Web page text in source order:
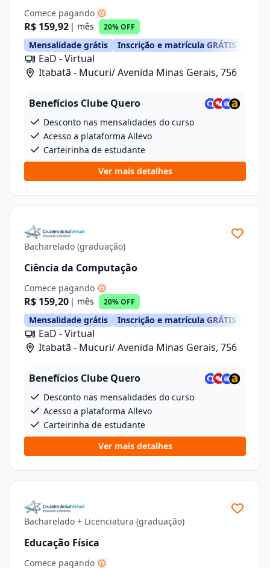
Comece pagando
R$ 159,92 | mês 20% OFF
Mensalidade grátis Inscrição e matrícula GRÁTIS
EaD - Virtual
Itabatã - Mucuri/ Avenida Minas Gerais, 756
Benefícios Clube Quero
Desconto nas mensalidades do curso
Acesso a plataforma Allevo
Carteirinha de estudante
Ver mais detalhes
Bacharelado (graduação)
Ciência da Computação
Comece pagando
R$ 159,20 | mês 20% OFF
Mensalidade grátis Inscrição e matrícula GRÁTIS
EaD - Virtual
Itabatã - Mucuri/ Avenida Minas Gerais, 756
Benefícios Clube Quero
Desconto nas mensalidades do curso
Acesso a plataforma Allevo
Carteirinha de estudante
Ver mais detalhes
Bacharelado + Licenciatura (graduação)
Educação Física
Comece pagando